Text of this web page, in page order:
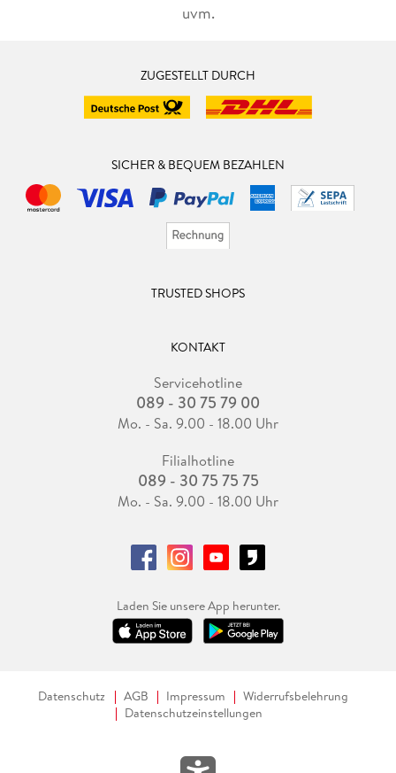
uvm.
ZUGESTELLT DURCH
SICHER & BEQUEM BEZAHLEN
TRUSTED SHOPS
KONTAKT
Servicehotline
089 - 30 75 79 00
Mo. - Sa. 9.00 - 18.00 Uhr
Filialhotline
089 - 30 75 75 75
Mo. - Sa. 9.00 - 18.00 Uhr
Laden Sie unsere App herunter.
Datenschutz AGB Impressum
Widerrufsbelehrung
Datenschutzeinstellungen